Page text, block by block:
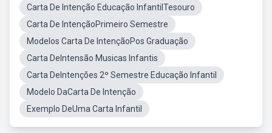
Carta De Intenção Educação InfantilTesouro
Carta De IntençãoPrimeiro Semestre
Modelos Carta De IntençãoPos Graduação
Carta DeIntensão Musicas Infantis
Carta DeIntenções 2º Semestre Educação Infantil
Modelo DaCarta De Intenção
Exemplo DeUma Carta Infantil